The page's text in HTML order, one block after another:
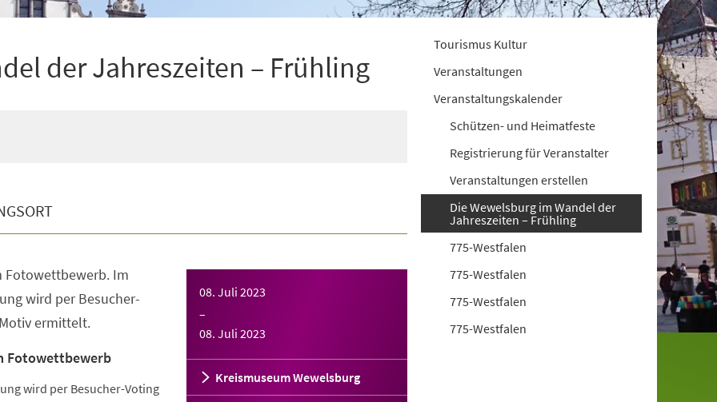
der Jahreszeiten – Frühling
08. Juli 2023
–
08. Juli 2023
Kreismuseum Wewelsburg
Fotowettbewerb. Im
wird per Besucher-
ermittelt.
Fotowettbewerb
wird per Besucher-Voting
Tourismus Kultur
Veranstaltungen
Veranstaltungskalender
Schützen- und Heimatfeste
Registrierung für Veranstalter
Veranstaltungen erstellen
Die Wewelsburg im Wandel der
Jahreszeiten – Frühling
775-Westfalen
775-Westfalen
775-Westfalen
775-Westfalen